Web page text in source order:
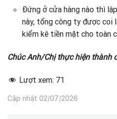
Đứng ở cửa hàng nào thì
này, tổng công ty được coi
kiểm kê tiền mặt cho toàn
Chúc Anh/Chị thực hiện thành
Lượt xem: 71
Cập nhật 02/07/2026